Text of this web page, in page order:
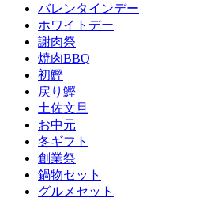
バレンタインデー
ホワイトデー
謝肉祭
焼肉BBQ
初鰹
戻り鰹
土佐文旦
お中元
冬ギフト
創業祭
鍋物セット
グルメセット